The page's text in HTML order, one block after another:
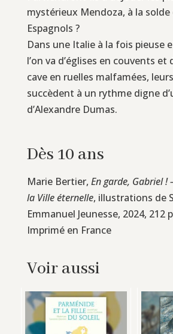
mystérieux Mendoza, à la solde
Espagnols ?
Dans une Italie à la fois pieuse
l’on va d’églises en couvents
cave en ruelles malfamées,
succèdent à un rythme digne
d’Alexandre Dumas.
Dès 10 ans
Marie Bertier, En garde, Gabriel !
la Ville éternelle, illustrations de
Emmanuel Jeunesse, 2024, 212
Imprimé en France
Voir aussi